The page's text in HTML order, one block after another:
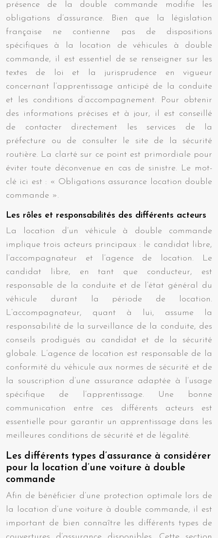
présence de la double commande modifie les
obligations d’assurance. Bien que la législation
française ne contienne pas de dispositions
spécifiques à la location de véhicules à double
commande, il est essentiel de se renseigner sur les
textes de loi et la jurisprudence en vigueur
concernant l’apprentissage anticipé de la conduite
et les conditions d’accompagnement. Pour obtenir
des informations précises et à jour, il est conseillé
de contacter directement les services de la
préfecture ou de consulter le site de la sécurité
routière. La clarté sur ce point est primordiale pour
éviter toute déconvenue en cas de sinistre. Le mot-
clé ici est : « Obligations assurance location double
commande ».
Les rôles et responsabilités des différents acteurs
La location d’un véhicule à double commande
implique trois acteurs principaux : le candidat libre,
l’accompagnateur et l’agence de location. Le
candidat libre, en tant que conducteur, est
responsable de la conduite et de l’état général du
véhicule durant la période de location.
L’accompagnateur, quant à lui, assume la
responsabilité de la surveillance de la conduite, des
conseils prodigués au candidat et de la sécurité
globale. L’agence de location est responsable de la
conformité du véhicule aux normes de sécurité et de
la souscription d’une assurance adaptée à l’usage
spécifique de l’apprentissage. Une bonne
communication entre ces différents acteurs est
essentielle pour garantir un apprentissage dans les
meilleures conditions de sécurité et de légalité.
Les différents types d’assurance à considérer
pour la location d’une voiture à double
commande
Afin de bénéficier d’une protection optimale lors de
la location d’une voiture à double commande, il est
important de bien connaître les différents types de